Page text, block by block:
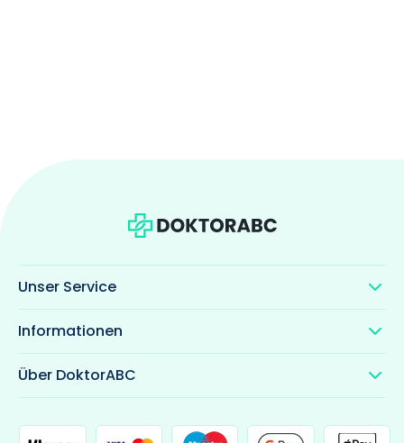
Unser Service
Informationen
Über DoktorABC